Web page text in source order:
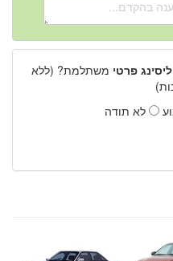
ליסינג פרטי משתלמת? (ללא
לא תודה